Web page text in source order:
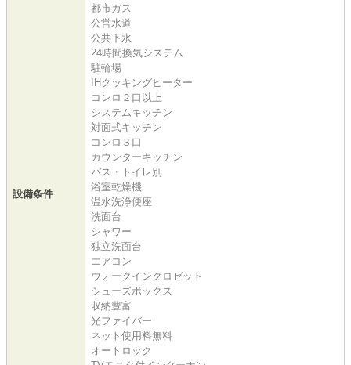
設備条件
都市ガス
公営水道
公共下水
24時間換気システム
駐輪場
IHクッキングヒーター
コンロ２口以上
システムキッチン
対面式キッチン
コンロ３口
カウンターキッチン
バス・トイレ別
浴室乾燥機
温水洗浄便座
洗面台
シャワー
独立洗面台
エアコン
ウォークインクロゼット
シューズボックス
収納豊富
光ファイバー
ネット使用料無料
オートロック